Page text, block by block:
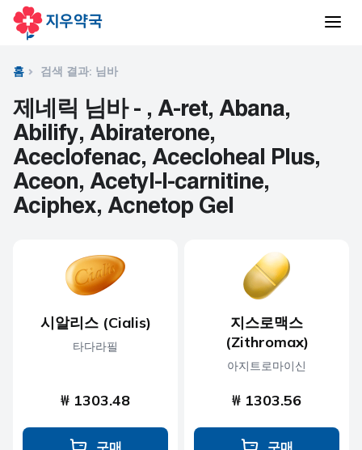
홈 검색 결과: 님바
제네릭 님바 - , A-ret, Abana,
Abilify, Abiraterone,
Aceclofenac, Acecloheal Plus,
Aceon, Acetyl-l-carnitine,
Aciphex, Acnetop Gel
시알리스 (Cialis)
타다라필
₩ 1303.48
구매
지스로맥스
(Zithromax)
아지트로마이신
₩ 1303.56
구매